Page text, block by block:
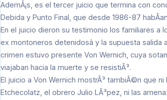
AdemÃ¡s, es el tercer juicio que termina con
Debida y Punto Final, que desde 1986-87
En el juicio dieron su testimonio los familiares a
ex montoneros detenidosâ y la supuesta
crimen estuvo presente Von Wernich, cuya
viajaban hacia la muerte y se resistiÃ³.
El juicio a Von Wernich mostrÃ³ tambiÃ©n que
Etchecolatz, el obrero Julio LÃ³pez, ni las